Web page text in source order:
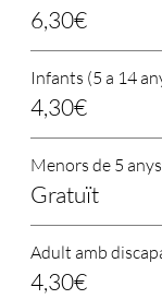
6,30€
Infants (5 a 14
4,30€
Menors de 5 anys
Gratuït
Adult amb
4,30€